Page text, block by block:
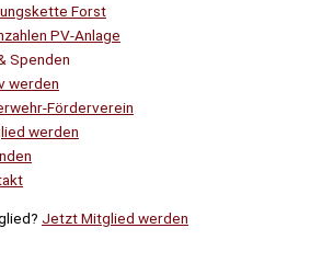
Forst
PV-Anlage
Spenden
werden
Förderverein
werden
Jetzt Mitglied werden